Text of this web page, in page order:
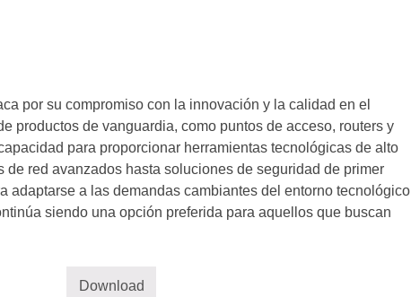
por su compromiso con la innovación y la calidad en el
productos de vanguardia, como puntos de acceso, routers y
para proporcionar herramientas tecnológicas de alto
red avanzados hasta soluciones de seguridad de primer
a las demandas cambiantes del entorno tecnológico
siendo una opción preferida para aquellos que buscan
Download